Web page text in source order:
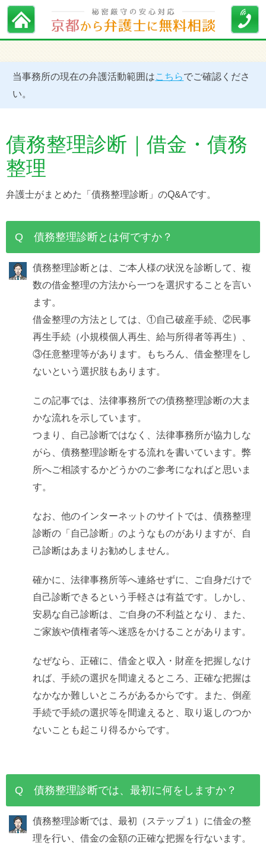
当事務所の現在の弁護活動範囲はこちらでご確認くださ
い。
債務整理診断｜借金・債務
整理
弁護士がまとめた「債務整理診断」のQ&Aです。
Q 債務整理診断とは何ですか？
債務整理診断とは、ご本人様の状況を診断して、複
数の借金整理の方法から一つを選択することを言い
ます。
借金整理の方法としては、①自己破産手続、②民事
再生手続（小規模個人再生、給与所得者等再生）、
③任意整理等があります。もちろん、借金整理をし
ないという選択肢もあります。
この記事では、法律事務所での債務整理診断の大ま
かな流れを示しています。
つまり、自己診断ではなく、法律事務所が協力しな
がら、債務整理診断をする流れを書いています。弊
所へご相談するかどうかのご参考になればと思いま
す。
なお、他のインターネットのサイトでは、債務整理
診断の「自己診断」のようなものがありますが、自
己診断はあまりお勧めしません。
確かに、法律事務所等へ連絡せずに、ご自身だけで
自己診断できるという手軽さは有益です。しかし、
安易な自己診断は、ご自身の不利益となり、また、
ご家族や債権者等へ迷惑をかけることがあります。
なぜなら、正確に、借金と収入・財産を把握しなけ
れば、手続の選択を間違えるところ、正確な把握は
なかなか難しいところがあるからです。また、倒産
手続で手続の選択等を間違えると、取り返しのつか
ないことも起こり得るからです。
Q 債務整理診断では、最初に何をしますか？
債務整理診断では、最初（ステップ１）に借金の整
理を行い、借金の金額の正確な把握を行ないます。